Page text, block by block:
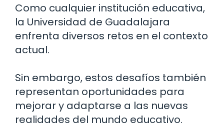
Como cualquier institución educativa,
la Universidad de Guadalajara
enfrenta diversos retos en el contexto
actual.
Sin embargo, estos desafíos también
representan oportunidades para
mejorar y adaptarse a las nuevas
realidades del mundo educativo.